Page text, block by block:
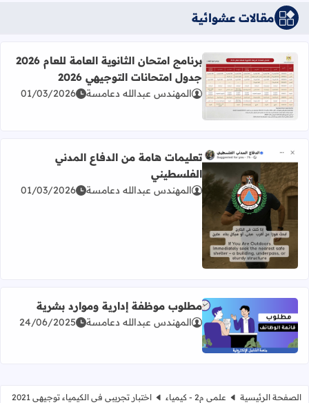
مقالات عشوائية
اقرأ المزيد عن برنامج امتحان الثانوية العامة للعام 2026 جدول امتحانات التوجيهي 2026
برنامج امتحان الثانوية العامة للعام 2026
جدول امتحانات التوجيهي 2026
المهندس عبدالله دعامسة 01/03/2026
اقرأ المزيد عن تعليمات هامة من الدفاع المدني الفلسطيني
تعليمات هامة من الدفاع المدني
الفلسطيني
المهندس عبدالله دعامسة 01/03/2026
اقرأ المزيد عن مطلوب موظفة إدارية وموارد بشرية
مطلوب موظفة إدارية وموارد بشرية
المهندس عبدالله دعامسة 24/06/2025
الصفحة الرئيسية علمي م2 - كيمياء
اختبار تجريبي في الكيمياء توجيهي 2021